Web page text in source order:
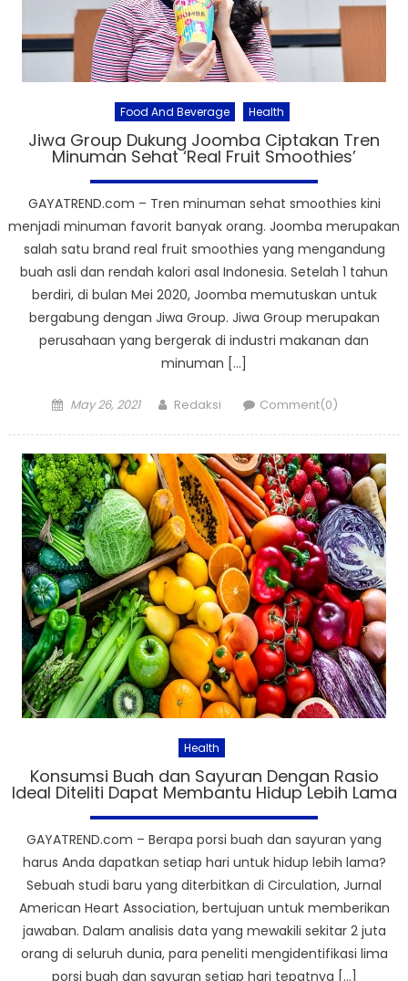
Food And Beverage Health
Jiwa Group Dukung Joomba Ciptakan Tren
Minuman Sehat ‘Real Fruit Smoothies’
GAYATREND.com – Tren minuman sehat smoothies kini
menjadi minuman favorit banyak orang. Joomba merupakan
salah satu brand real fruit smoothies yang mengandung
buah asli dan rendah kalori asal Indonesia. Setelah 1 tahun
berdiri, di bulan Mei 2020, Joomba memutuskan untuk
bergabung dengan Jiwa Group. Jiwa Group merupakan
perusahaan yang bergerak di industri makanan dan
minuman […]
Posted
May 26, 2021 Author
Redaksi Comment(0)
Health
Konsumsi Buah dan Sayuran Dengan Rasio
Ideal Diteliti Dapat Membantu Hidup Lebih Lama
GAYATREND.com – Berapa porsi buah dan sayuran yang
harus Anda dapatkan setiap hari untuk hidup lebih lama?
Sebuah studi baru yang diterbitkan di Circulation, Jurnal
American Heart Association, bertujuan untuk memberikan
jawaban. Dalam analisis data yang mewakili sekitar 2 juta
orang di seluruh dunia, para peneliti mengidentifikasi lima
porsi buah dan sayuran setiap hari tepatnya […]